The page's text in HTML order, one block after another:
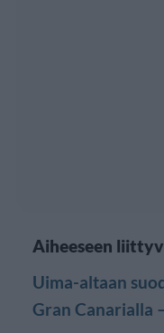
Aiheeseen
Uima-altaan
Gran Canarialla